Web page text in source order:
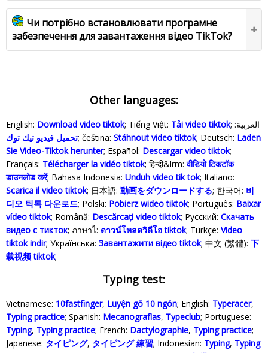
Чи потрібно встановлювати програмне
забезпечення для завантаження відео TikTok?
Other languages:
English: Download video tiktok; Tiếng Việt: Tải video tiktok ; العربية:
تحميل فيديو تيك توك; čeština: Stáhnout video tiktok; Deutsch: Laden
Sie Video-Tiktok herunter; Español: Descargar video tiktok;
Français: Télécharger la vidéo tiktok; हिन्दी&lrm:वीडियो टिकटॉक
डाउनलोड करें; Bahasa Indonesia‬: Unduh video tik tok; Italiano:
Scarica il video tiktok; 日本語: 動画をダウンロードする; 한국어: 비
디오 틱톡 다운로드; Polski‎: Pobierz wideo tiktok; Português: Baixar
vídeo tiktok; Română: Descărcați video tiktok; Русский: Скачать
видео с тикток; ภาษาไ: ดาวน์โหลดวิดีโอ tiktok; Türkçe‬: Video
tiktok indir; Українська‬: Завантажити відео tiktok; 中文 (繁體): 下
载视频 tiktok;
Typing test:
Vietnamese: 10fastfinger, Luyện gõ 10 ngón; English: Typeracer,
Typing practice; Spanish: Mecanografias, Typeclub; Portuguese:
Typing, Typing practice; French: Dactylographie, Typing practice;
Japanese: タイピング, タイピング 練習; Indonesian: Typing, Typing